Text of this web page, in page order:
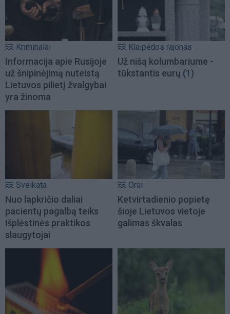
Kriminalai
Informacija apie Rusijoje
už šnipinėjimą nuteistą
Lietuvos pilietį žvalgybai
yra žinoma
Klaipėdos rajonas
Už nišą kolumbariume -
tūkstantis eurų (1)
Sveikata
Nuo lapkričio daliai
pacientų pagalbą teiks
išplėstinės praktikos
slaugytojai
Orai
Ketvirtadienio popietę
šioje Lietuvos vietoje
galimas škvalas